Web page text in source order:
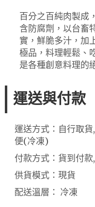
百分之百純肉製成
含防腐劑，以台畜
實，鮮脆多汁，加
極品，料理輕鬆、
是各種創意料理的
運送與付款
運送方式：自行取
便(冷凍)
付款方式：貨到付
供貨模式：現貨
配送溫層： 冷凍